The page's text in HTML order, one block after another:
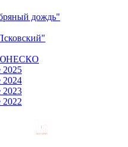
дождь"
ЮНЕСКО
2025
2024
2023
2022